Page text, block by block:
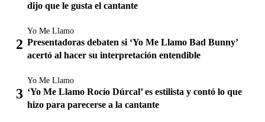
dijo que le gusta el cantante
Yo Me Llamo
Presentadoras debaten si ‘Yo Me Llamo Bad Bunny’
acertó al hacer su interpretación entendible
Yo Me Llamo
‘Yo Me Llamo Rocío Dúrcal’ es estilista y contó lo que
hizo para parecerse a la cantante